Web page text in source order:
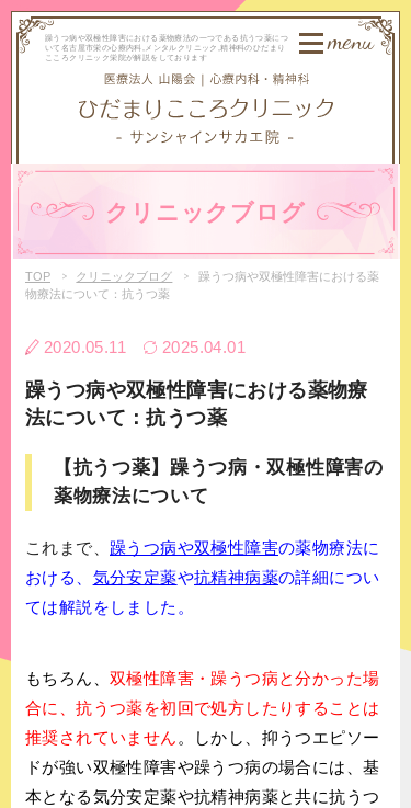
躁うつ病や双極性障害における薬物療法の一つである抗うつ薬につ
いて名古屋市栄の心療内科,メンタルクリニック,精神科のひだまり
こころクリニック栄院が解説をしております
menu
クリニックブログ
TOP クリニックブログ
躁うつ病や双極性障害における薬
物療法について：抗うつ薬
2020.05.11 2025.04.01
躁うつ病や双極性障害における薬物療
法について：抗うつ薬
【抗うつ薬】躁うつ病・双極性障害の
薬物療法について
これまで、 躁うつ病や双極性障害の薬物療法に
おける、 気分安定薬や抗精神病薬の詳細につい
ては解説をしました。
もちろん、 双極性障害・躁うつ病と分かった場
合に、抗うつ薬を初回で処方したりすることは
推奨されていません 。しかし、抑うつエピソー
ドが強い双極性障害や躁うつ病の場合には、基
本となる気分安定薬や抗精神病薬と共に抗うつ